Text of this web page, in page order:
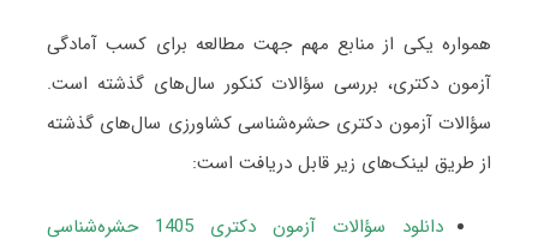
همواره یکی از منابع مهم جهت مطالعه برای کسب آمادگی
آزمون دکتری، بررسی سؤالات کنکور سال‌های گذشته است.
سؤالات آزمون دکتری حشره‌شناسی کشاورزی سال‌های گذشته
از طریق لینک‌های زیر قابل دریافت است:
دانلود سؤالات آزمون دکتری 1405 حشره‌شناسی